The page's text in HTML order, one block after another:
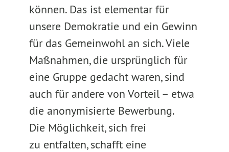
können. Das ist elementar für
unsere Demokratie und ein Gewinn
für das Gemeinwohl an sich. Viele
Maßnahmen, die ursprünglich für
eine Gruppe gedacht waren, sind
auch für andere von Vorteil – etwa
die anonymisierte Bewerbung.
Die Möglichkeit, sich frei
zu entfalten, schafft eine